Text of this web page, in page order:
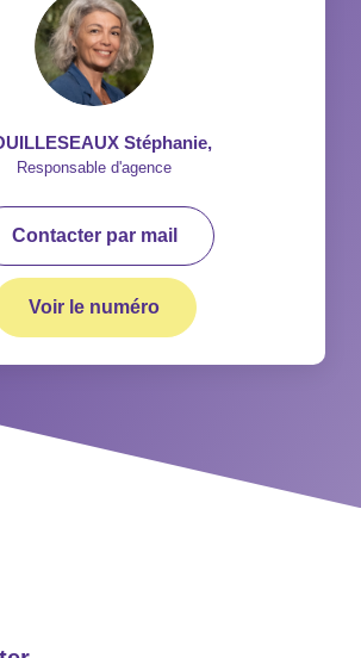
Stéphanie,
Responsable d'agence
Contacter par mail
Voir le numéro